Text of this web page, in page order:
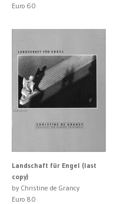
Euro 60
Landschaft für Engel (last
copy)
by Christine de Grancy
Euro 80